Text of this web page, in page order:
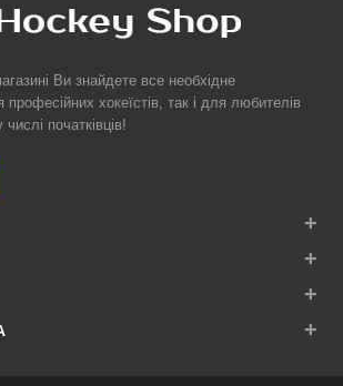
Ви знайдете все необхідне
хокеїстів, так і для любителів
початківців!
+
+
+
+